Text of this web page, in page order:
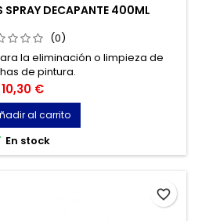
DECAPANTE 400ML
(0)
la eliminación o limpieza de
de pintura.
Precio
10,30 €
al carrito
En stock
favorite_border